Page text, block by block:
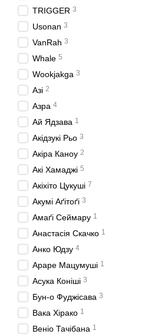
TRIGGER 3
Usonan 3
VanRah 3
Whale 5
Wookjakga 3
Азі 2
Азра 4
Ай Ядзава 1
Акідзукі Рьо 3
Акіра Каноу 2
Акі Хамаджі 5
Акіхіто Цукуші 7
Акумі Аґітоґі 3
Амаґі Сеймару 1
Анастасія Скачко 1
Анко Юдзу 4
Араре Мацумуші 1
Асука Коніші 3
Бун-о Фуджісава 3
Вака Хірако 1
Веніо Тачібана 1